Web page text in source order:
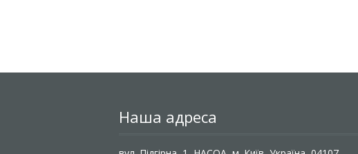
Наша адреса